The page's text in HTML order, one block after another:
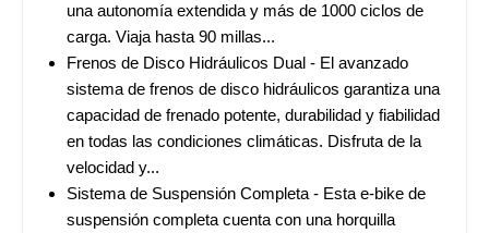
una autonomía extendida y más de 1000 ciclos de
carga. Viaja hasta 90 millas...
Frenos de Disco Hidráulicos Dual - El avanzado
sistema de frenos de disco hidráulicos garantiza una
capacidad de frenado potente, durabilidad y fiabilidad
en todas las condiciones climáticas. Disfruta de la
velocidad y...
Sistema de Suspensión Completa - Esta e-bike de
suspensión completa cuenta con una horquilla